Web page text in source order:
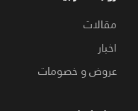
مقالات
اخبار
عروض و خصومات